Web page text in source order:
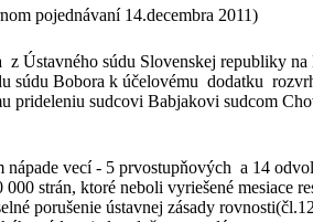
pojednávaní 14.decembra 2011)
Ústavného súdu Slovenskej republiky
súdu Bobora k účelovému dodatku
prideleniu sudcovi Babjakovi sudcom
vecí - 5 prvostupňových a 14
strán, ktoré neboli vyriešené mesiace
porušenie ústavnej zásady